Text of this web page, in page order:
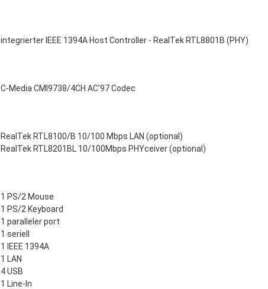
integrierter IEEE 1394A Host Controller - RealTek RTL8801B (PHY)
C-Media CMI9738/4CH AC'97 Codec
RealTek RTL8100/B 10/100 Mbps LAN (optional)
RealTek RTL8201BL 10/100Mbps PHYceiver (optional)
1 PS/2 Mouse
1 PS/2 Keyboard
1 paralleler port
1 seriell
1 IEEE 1394A
1 LAN
4 USB
1 Line-In